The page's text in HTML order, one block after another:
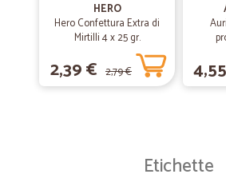
HERO
Hero Confettura Extra di
Mirtilli 4 x 25 gr.
2,39 € 2,79 €
Etichette